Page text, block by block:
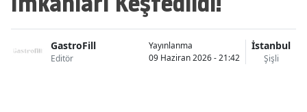
GastroFill
Editör
Yayınlanma
09 Haziran 2026 - 21:42
İstanbul
Şişli